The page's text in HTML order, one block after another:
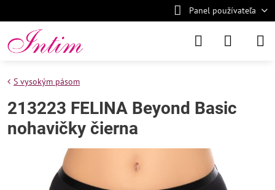
Panel používateľa
S vysokým pásom
213223 FELINA Beyond Basic
nohavičky čierna